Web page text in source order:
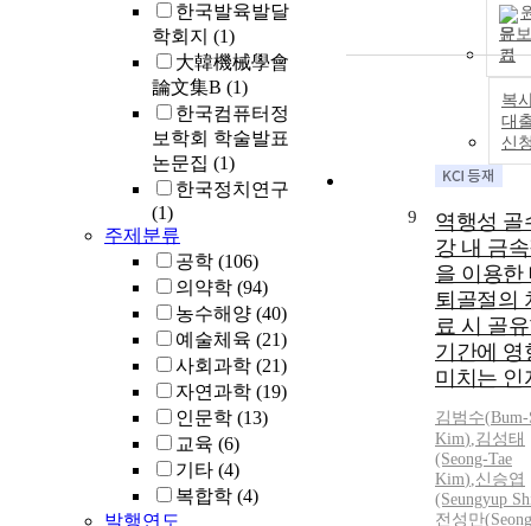
한국발육발달
학회지 (1)
大韓機械學會
論文集B (1)
한국컴퓨터정
보학회 학술발표
논문집 (1)
한국정치연구
(1)
주제분류
공학 (106)
의약학 (94)
농수해양 (40)
예술체육 (21)
사회과학 (21)
자연과학 (19)
인문학 (13)
교육 (6)
기타 (4)
복합학 (4)
발행연도
문보
기
복
대
신
9
역행성 골
강 내 금
을 이용한
퇴골절의
료 시 골
기간에 영
미치는 인
김범수(Bum-
Kim),김성태
(Seong-Tae
Kim),신승엽
(Seungyup
전성만(Seong